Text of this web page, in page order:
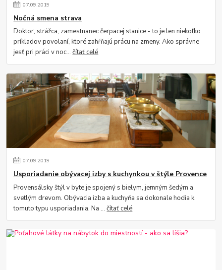
07.09.2019
Nočná smena strava
Doktor, strážca, zamestnanec čerpacej stanice - to je len niekoľko
príkladov povolaní, ktoré zahŕňajú prácu na zmeny. Ako správne
jesť pri práci v noc...čítať celé
07.09.2019
Usporiadanie obývacej izby s kuchynkou v štýle Provence
Provensálsky štýl v byte je spojený s bielym, jemným šedým a
svetlým drevom. Obývacia izba a kuchyňa sa dokonale hodia k
tomuto typu usporiadania. Na ...čítať celé